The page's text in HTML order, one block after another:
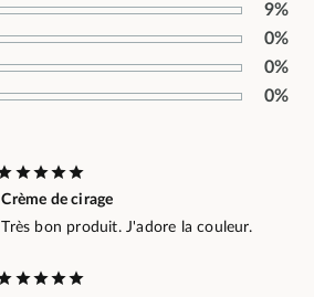
9%
0%
0%
0%
Crème de cirage
Très bon produit. J'adore la couleur.